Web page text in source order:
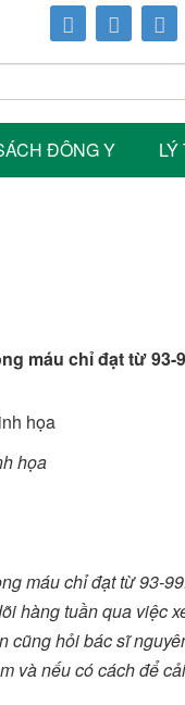
ĐÔNG Y
máu chỉ đạt từ 93-
họa
máu chỉ đạt từ 93-
hàng tuần qua việc
hỏi bác sĩ
và nếu có cách để